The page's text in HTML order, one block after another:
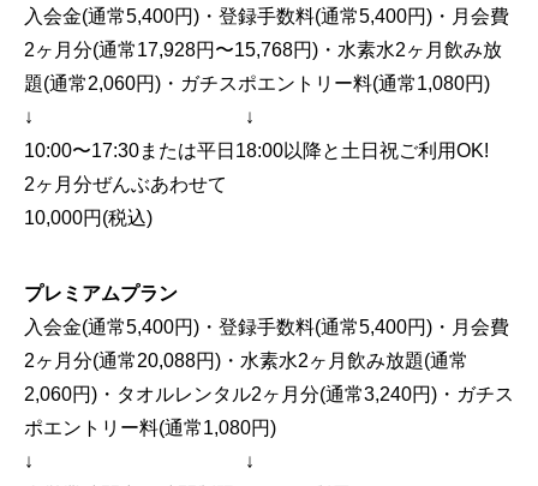
入会金(通常5,400円)・登録手数料(通常5,400円)・月会費
2ヶ月分(通常17,928円〜15,768円)・水素水2ヶ月飲み放
題(通常2,060円)・ガチスポエントリー料(通常1,080円)
↓ ↓
10:00〜17:30または平日18:00以降と土日祝ご利用OK!
2ヶ月分ぜんぶあわせて
10,000円(税込)
プレミアムプラン
入会金(通常5,400円)・登録手数料(通常5,400円)・月会費
2ヶ月分(通常20,088円)・水素水2ヶ月飲み放題(通常
2,060円)・タオルレンタル2ヶ月分(通常3,240円)・ガチス
ポエントリー料(通常1,080円)
↓ ↓